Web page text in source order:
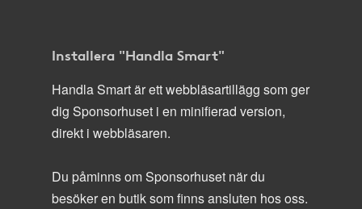
Installera "Handla Smart"
Handla Smart är ett webbläsartillägg som ger
dig Sponsorhuset i en minifierad version,
direkt i webbläsaren.
Du påminns om Sponsorhuset när du
besöker en butik som finns ansluten hos oss.